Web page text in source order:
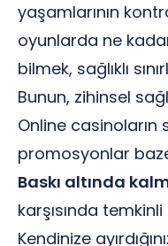
yaşamlarının
oyunlarda ne
bilmek, sağlıklı
Bunun, zihinsel
Online
promosyonlar
Baskı altında
karşısında
Kendinize